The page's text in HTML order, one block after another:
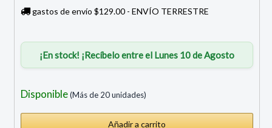
gastos de envío $129.00 - ENVÍO TERRESTRE
¡En stock! ¡Recíbelo entre el Lunes 10 de Agosto
Disponible(Más de 20 unidades)